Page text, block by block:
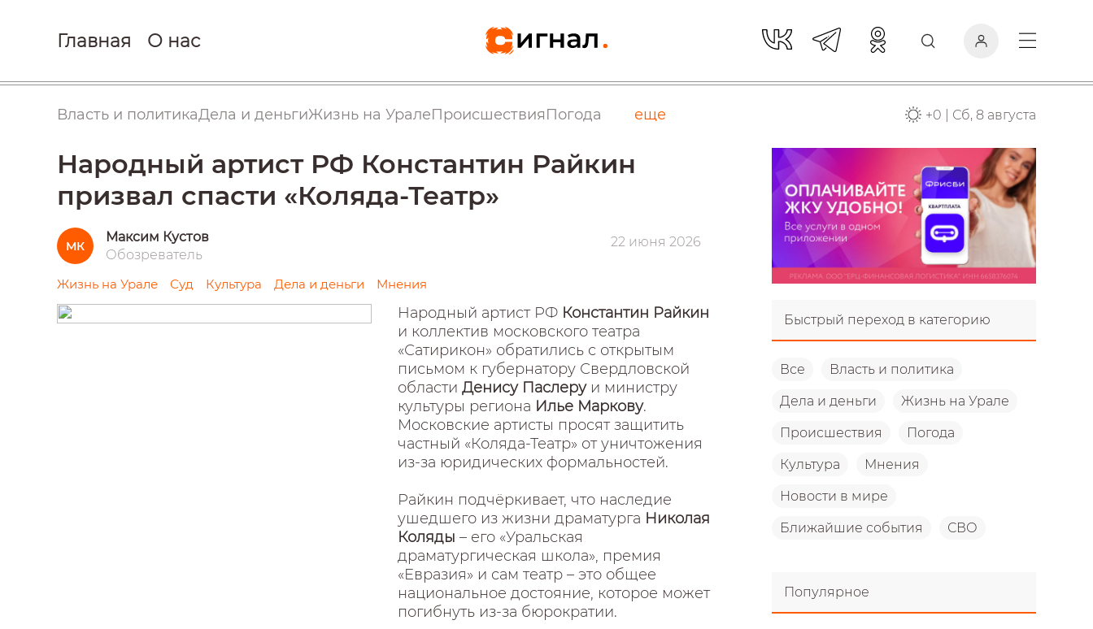
Главная О нас
Власть и политикаДела и деньгиЖизнь на УралеПроисшествияПогода еще +0 Сб, 8 августа
Народный артист РФ Константин Райкин
призвал спасти «Коляда-Театр»
МК
Максим Кустов
Обозреватель
22 июня 2026
Жизнь на Урале Суд Культура Дела и деньги Мнения
Народный артист РФ Константин Райкин
и коллектив московского театра
«Сатирикон» обратились с открытым
письмом к губернатору Свердловской
областиДенису Паслеруи министру
культуры региона Илье Маркову.
Московские артисты просят защитить
частный «Коляда-Театр» от уничтожения
из-за юридических формальностей.
Райкин подчёркивает, что наследие
ушедшего из жизни драматурга Николая
Коляды – его «Уральская
драматургическая школа», премия
«Евразия» и сам театр – это общее
национальное достояние, которое может
погибнуть из-за бюрократии.
Быстрый переход в категорию
Все Власть и политика
Дела и деньги Жизнь на Урале
Происшествия Погода
Культура Мнения
Новости в мире
Ближайшие события СВО
Популярное